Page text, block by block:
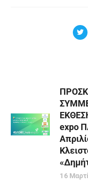
expo
16